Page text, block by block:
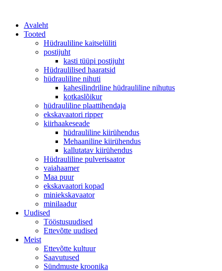
Avaleht
Tooted
Hüdrauliline kaitselüliti
postijuht
kasti tüüpi postijuht
Hüdraulilised haaratsid
hüdrauliline nihuti
kahesilindriline hüdrauliline nihutus
kotkaslõikur
hüdrauliline plaattihendaja
ekskavaatori ripper
kiirhaakeseade
hüdrauliline kiirühendus
Mehaaniline kiirühendus
kallutatav kiirühendus
Hüdrauliline pulverisaator
vaiahaamer
Maa puur
ekskavaatori kopad
miniekskavaator
minilaadur
Uudised
Tööstusuudised
Ettevõtte uudised
Meist
Ettevõtte kultuur
Saavutused
Sündmuste kroonika